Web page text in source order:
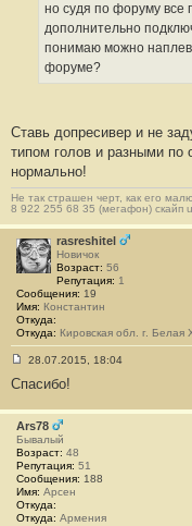
но судя по форуму все
дополнительно
понимаю можно
форуме?
Ставь допресивер и не
типом голов и разными по
нормально!
Не так страшен черт, как его
8 922 255 68 35 (мегафон) скайп
rasreshitel
Новичок
Возраст: 56
Репутация: 1
Сообщения: 19
Имя: Константин
Откуда:
Откуда: Кировская обл. г. Белая
о
б
щ
е
н
и
е
#
8
3
28.07.2015, 18:04
Спасибо!
Ars78
Бывалый
Возраст: 48
Репутация: 51
Сообщения: 188
Имя: Арсен
Откуда:
Откуда: Армения